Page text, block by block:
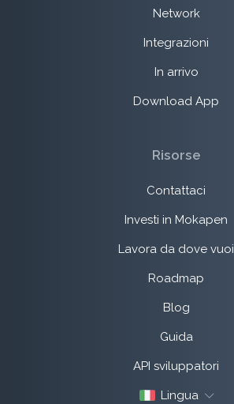
Network
Integrazioni
In arrivo
Download App
Risorse
Contattaci
Investi in Mokapen
Lavora da dove vuoi
Roadmap
Blog
Guida
API sviluppatori
Lingua